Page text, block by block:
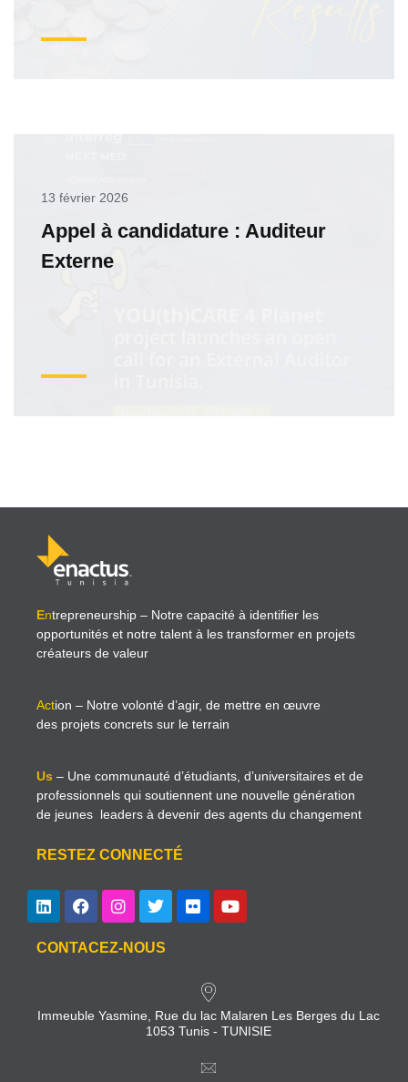
13 février 2026
Appel à candidature : Auditeur
Externe
Entrepreneurship – Notre capacité à identifier les
opportunités et notre talent à les transformer en projets
créateurs de valeur
Action – Notre volonté d’agir, de mettre en œuvre
des projets concrets sur le terrain
Us – Une communauté d’étudiants, d’universitaires et de
professionnels qui soutiennent une nouvelle génération
de jeunes leaders à devenir des agents du changement
RESTEZ CONNECTÉ
CONTACEZ-NOUS
Immeuble Yasmine, Rue du lac Malaren Les Berges du Lac
1053 Tunis - TUNISIE